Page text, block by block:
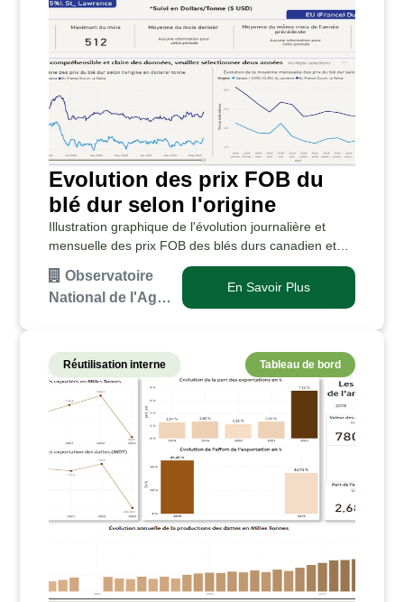
Evolution des prix FOB du
blé dur selon l'origine
Illustration graphique de l'évolution journalière et
mensuelle des prix FOB des blés durs canadien et
français depuis 2023Comparaison des prix mensuels
moyens courants des blés durs canadien et …
Observatoire
National de l'Ag…
En Savoir Plus
Réutilisation interne Tableau de bord